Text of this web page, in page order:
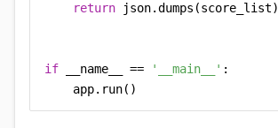
return json.dumps(score_list)
if __name__ == '__main__' :
    app.run()